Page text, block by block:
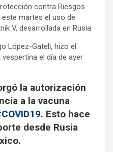
contra Riesgos
martes el uso de
V, desarrollada en Rusia.
López-Gatell, hizo el
el día de ayer
la autorización
a la vacuna
. Esto hace
desde Rusia